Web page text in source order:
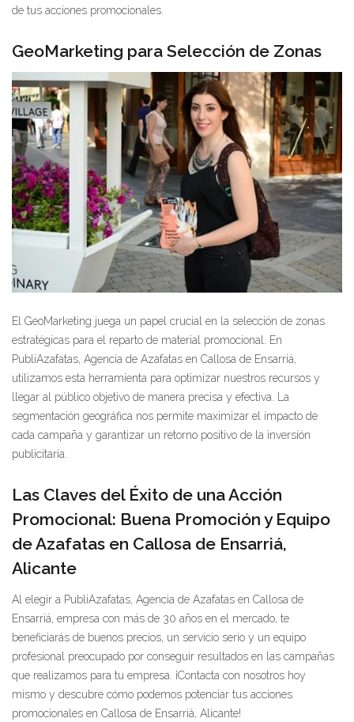
de tus acciones promocionales.
GeoMarketing para Selección de Zonas
El GeoMarketing juega un papel crucial en la selección de zonas
estratégicas para el reparto de material promocional. En
PubliAzafatas, Agencia de Azafatas en Callosa de Ensarriá,
utilizamos esta herramienta para optimizar nuestros recursos y
llegar al público objetivo de manera precisa y efectiva. La
segmentación geográfica nos permite maximizar el impacto de
cada campaña y garantizar un retorno positivo de la inversión
publicitaria.
Las Claves del Éxito de una Acción
Promocional: Buena Promoción y Equipo
de Azafatas en Callosa de Ensarriá,
Alicante
Al elegir a PubliAzafatas, Agencia de Azafatas en Callosa de
Ensarriá, empresa con más de 30 años en el mercado, te
beneficiarás de buenos precios, un servicio serio y un equipo
profesional preocupado por conseguir resultados en las campañas
que realizamos para tu empresa. ¡Contacta con nosotros hoy
mismo y descubre cómo podemos potenciar tus acciones
promocionales en Callosa de Ensarriá, Alicante!